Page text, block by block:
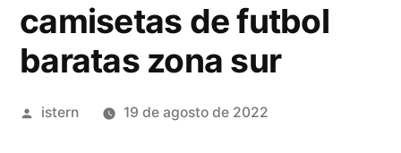
camisetas de futbol
baratas zona sur
Publicado
istern 19 de agosto de 2022